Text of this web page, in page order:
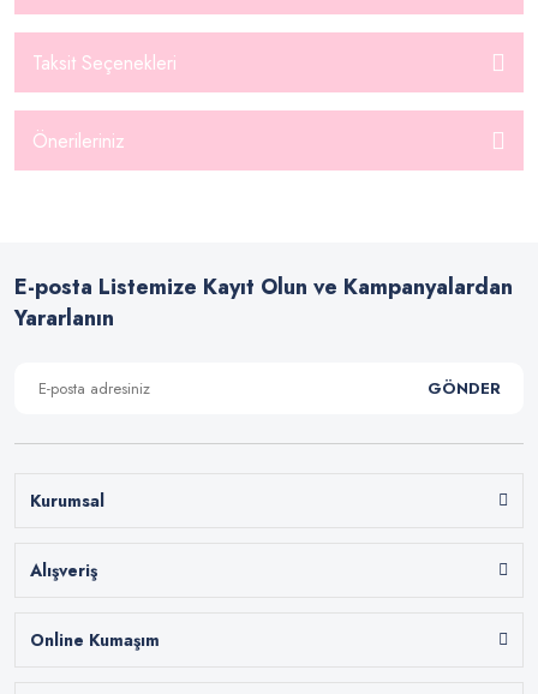
Taksit Seçenekleri
Önerileriniz
E-posta Listemize Kayıt Olun ve Kampanyalardan
Yararlanın
GÖNDER
Kurumsal
Alışveriş
Online Kumaşım